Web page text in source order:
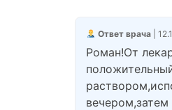
Ответ врача|
Роман!От